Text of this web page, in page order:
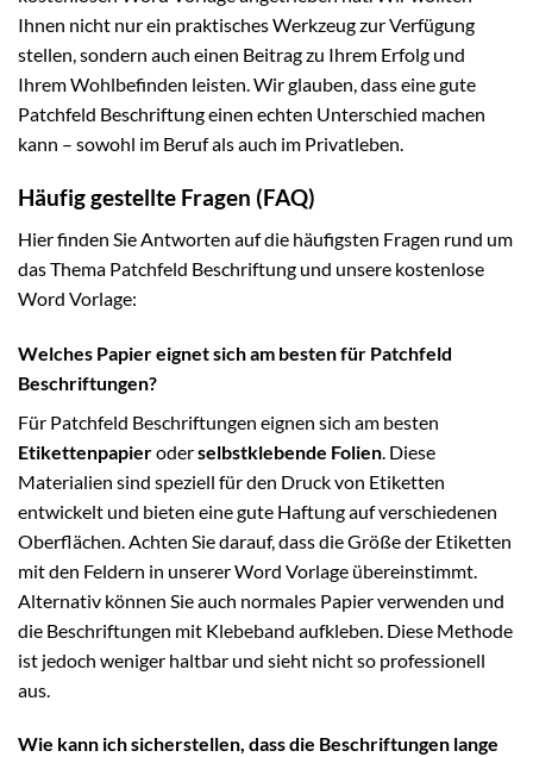
Ihnen nicht nur ein praktisches Werkzeug zur Verfügung
stellen, sondern auch einen Beitrag zu Ihrem Erfolg und
Ihrem Wohlbefinden leisten. Wir glauben, dass eine gute
Patchfeld Beschriftung einen echten Unterschied machen
kann – sowohl im Beruf als auch im Privatleben.
Häufig gestellte Fragen (FAQ)
Hier finden Sie Antworten auf die häufigsten Fragen rund um
das Thema Patchfeld Beschriftung und unsere kostenlose
Word Vorlage:
Welches Papier eignet sich am besten für Patchfeld
Beschriftungen?
Für Patchfeld Beschriftungen eignen sich am besten
Etikettenpapieroderselbstklebende Folien . Diese
Materialien sind speziell für den Druck von Etiketten
entwickelt und bieten eine gute Haftung auf verschiedenen
Oberflächen. Achten Sie darauf, dass die Größe der Etiketten
mit den Feldern in unserer Word Vorlage übereinstimmt.
Alternativ können Sie auch normales Papier verwenden und
die Beschriftungen mit Klebeband aufkleben. Diese Methode
ist jedoch weniger haltbar und sieht nicht so professionell
aus.
Wie kann ich sicherstellen, dass die Beschriftungen lange